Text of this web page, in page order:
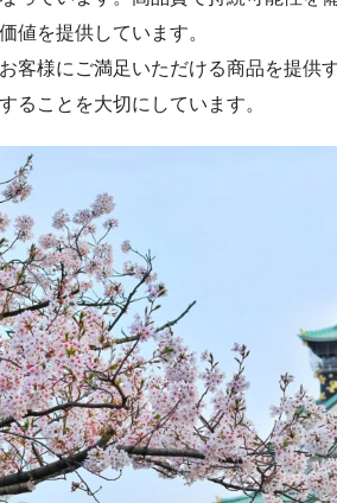
値を提供しています。
客様にご満足いただける商品を提供
ることを大切にしています。